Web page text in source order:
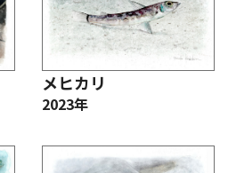
メヒカリ
2023年